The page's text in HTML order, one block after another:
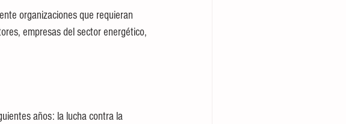
organizaciones que requieran
empresas del sector energético,
años: la lucha contra la